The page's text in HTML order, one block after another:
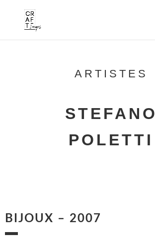
ARTISTES
STEFANO
POLETTI
BIJOUX – 2007